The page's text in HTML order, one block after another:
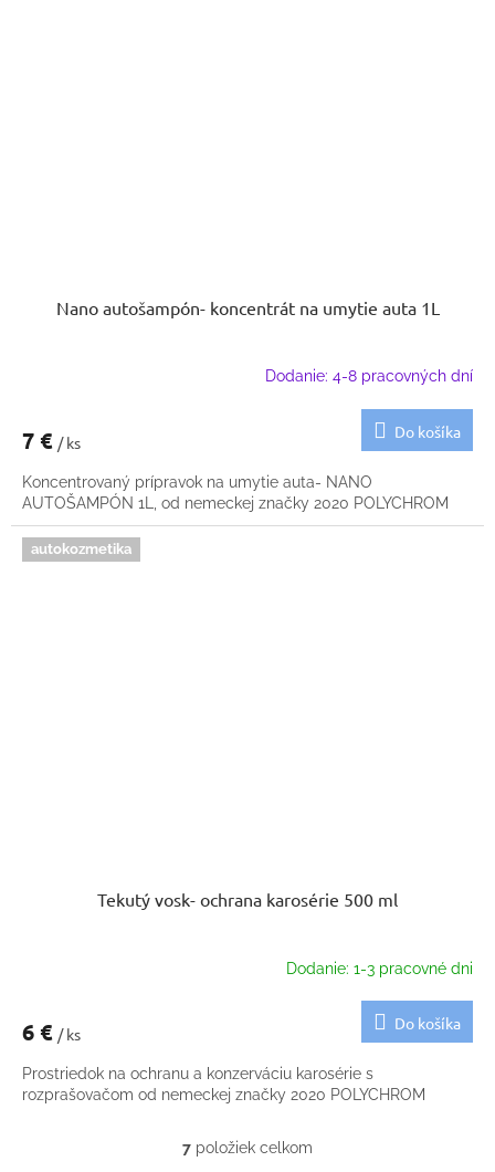
Nano autošampón- koncentrát na umytie auta 1L
Dodanie: 4-8 pracovných dní
7 € / ks
Do košíka
Koncentrovaný prípravok na umytie auta- NANO
AUTOŠAMPÓN 1L, od nemeckej značky 2020 POLYCHROM
autokozmetika
Tekutý vosk- ochrana karosérie 500 ml
Dodanie: 1-3 pracovné dni
6 € / ks
Do košíka
Prostriedok na ochranu a konzerváciu karosérie s
rozprašovačom od nemeckej značky 2020 POLYCHROM
O
7 položiek celkom